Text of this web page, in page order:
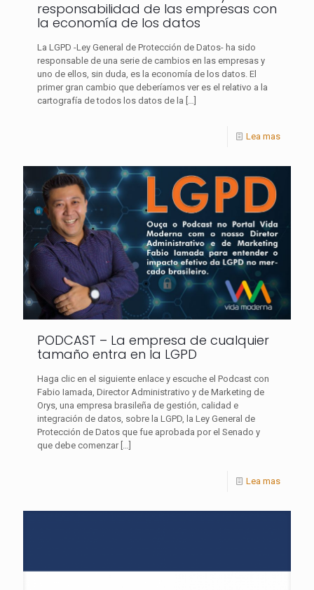
responsabilidad de las empresas con
la economía de los datos
La LGPD -Ley General de Protección de Datos- ha sido
responsable de una serie de cambios en las empresas y
uno de ellos, sin duda, es la economía de los datos. El
primer gran cambio que deberíamos ver es el relativo a la
cartografía de todos los datos de la […]
Lea mas
PODCAST – La empresa de cualquier
tamaño entra en la LGPD
Haga clic en el siguiente enlace y escuche el Podcast con
Fabio Iamada, Director Administrativo y de Marketing de
Orys, una empresa brasileña de gestión, calidad e
integración de datos, sobre la LGPD, la Ley General de
Protección de Datos que fue aprobada por el Senado y
que debe comenzar[…]
Lea mas